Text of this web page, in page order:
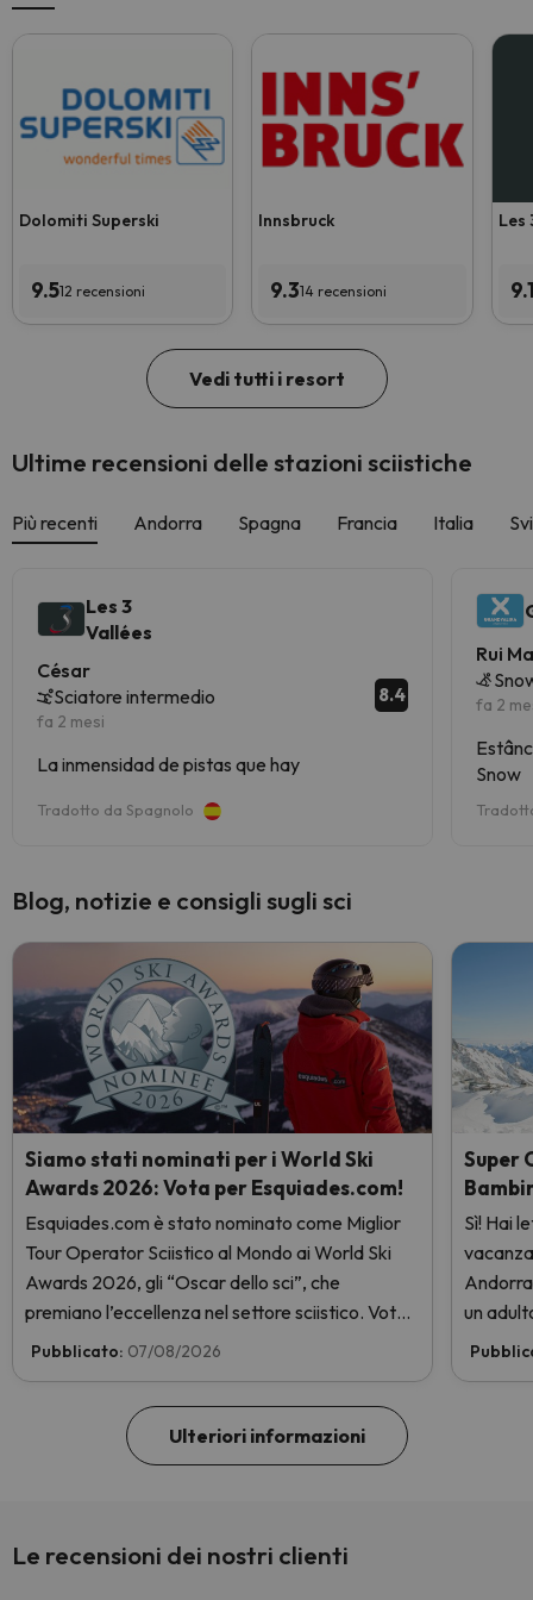
Dolomiti Superski
9.512 recensioni
Innsbruck
9.314 recensioni
Les
Vedi tutti i resort
Ultime recensioni delle stazioni sciistiche
Più recenti Andorra Spagna Francia Italia
Les 3
Vallées
César
Sciatore intermedio
fa 2 mesi
8.4
La inmensidad de pistas que hay
Tradotto da Spagnolo
Rui
fa 2
Snow
Blog, notizie e consigli sugli sci
Siamo stati nominati per i World Ski
Awards 2026: Vota per Esquiades.com!
Esquiades.com è stato nominato come Miglior
Tour Operator Sciistico al Mondo ai World Ski
Awards 2026, gli “Oscar dello sci”, che
premiano l’eccellenza nel settore sciistico. Vota
subito e aiutaci a arrivare in cima!
Pubblicato: 07/08/2026
Super
Sì! Hai
un
Ulteriori informazioni
Le recensioni dei nostri clienti